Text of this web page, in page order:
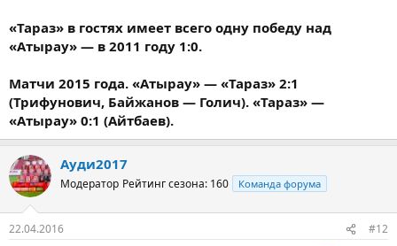
«Тараз» в гостях имеет всего одну победу над
«Атырау» — в 2011 году 1:0.
Матчи 2015 года. «Атырау» — «Тараз» 2:1
(Трифунович, Байжанов — Голич). «Тараз» —
«Атырау» 0:1 (Айтбаев).
Ауди2017
Модератор Рейтинг сезона: 160 Команда форума
22.04.2016 #12